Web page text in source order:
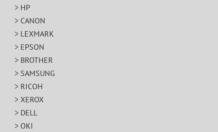
> HP
> CANON
> LEXMARK
> EPSON
> BROTHER
> SAMSUNG
> RICOH
> XEROX
> DELL
> OKI